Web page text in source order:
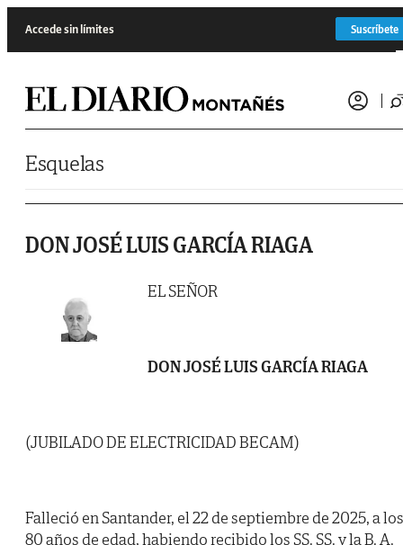
Accede sin límites Suscríbete
Esquelas
DON JOSÉ LUIS GARCÍA RIAGA
EL SEÑOR
DON JOSÉ LUIS GARCÍA RIAGA
(JUBILADO DE ELECTRICIDAD BECAM)
Falleció en Santander, el 22 de septiembre de 2025, a los
80 años de edad, habiendo recibido los SS. SS. y la B. A.